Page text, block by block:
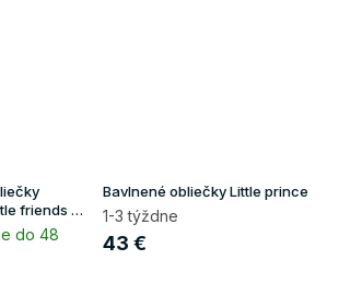
friends -
do 48
Bavlnené obliečky Little prince
1-3 týždne
43 €